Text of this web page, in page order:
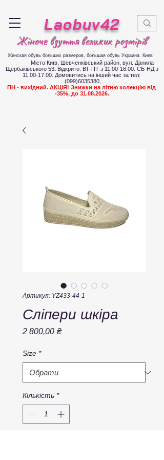
Laobuv42
Жіноче взуття великих розмірів
Женская обувь больших размеров, большая обувь Украина. Киев
Місто Київ, Шевченківський район, вул. Данила
Щербаківського 53. Відкрито: ВТ-ПТ з 11.00-18.00 . СБ-НД з
11.00-17.00. Домовитись на інший час за тел:
(099)6035380
ПН - вихідний. АКЦІЯ! Знижки на літню колекцію від
-35%, до 31.08.2026.
Артикул: YZ433-44-1
Сліпери шкіра
2 800,00 ₴Ціна
Size *
Кількість *